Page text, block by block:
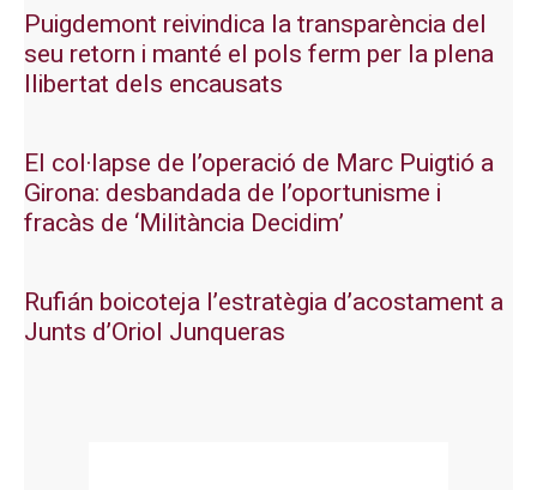
Puigdemont reivindica la transparència del
seu retorn i manté el pols ferm per la plena
llibertat dels encausats
El col·lapse de l’operació de Marc Puigtió a
Girona: desbandada de l’oportunisme i
fracàs de ‘Militància Decidim’
Rufián boicoteja l’estratègia d’acostament a
Junts d’Oriol Junqueras